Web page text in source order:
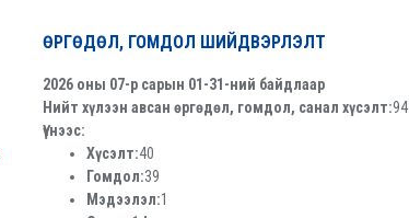
ӨРГӨДӨЛ, ГОМДОЛ ШИЙДВЭРЛЭЛТ
2026 оны 07-р сарын 01-31-ний байдлаар
Нийт хүлээн авсан өргөдөл, гомдол, санал хүсэлт:94
Үүнээс:
Хүсэлт:40
Гомдол:39
Мэдээлэл:1